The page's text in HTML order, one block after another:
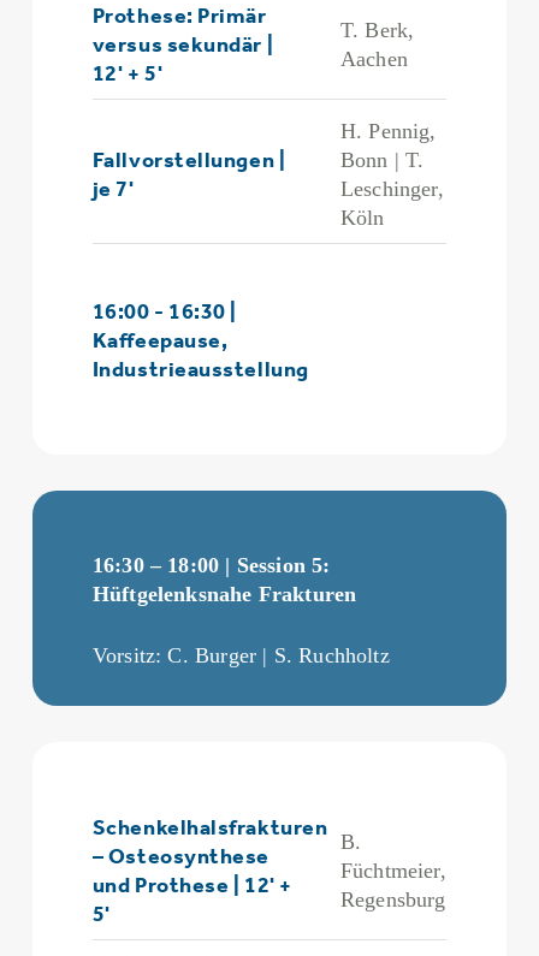
Prothese: Primär
versus sekundär |
12' + 5'
T. Berk,
Aachen
Fallvorstellungen |
je 7'
H. Pennig,
Bonn | T.
Leschinger,
Köln
16:00 - 16:30 |
Kaffeepause,
Industrieausstellung
16:30 – 18:00 | Session 5:
Hüftgelenksnahe Frakturen
Vorsitz: C. Burger | S. Ruchholtz
Schenkelhalsfrakturen
– Osteosynthese
und Prothese | 12' +
5'
B.
Füchtmeier,
Regensburg